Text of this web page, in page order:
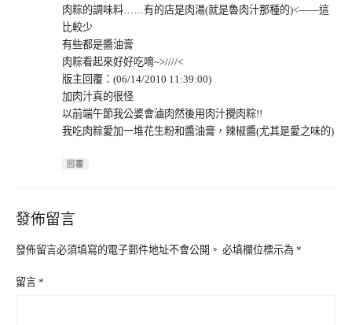
肉粽的調味料……有的店是肉湯(就是魯肉汁那種的)<——這
比較少
有些都是醬油膏
肉粽看起來好好吃唷~>////<
版主回覆：(06/14/2010 11:39:00)
加肉汁真的很怪
以前端午節我公婆會滷肉然後用肉汁攪肉粽!!
我吃肉粽愛加一堆花生粉和醬油膏，辣椒醬(尤其是愛之味的)
回覆
發佈留言
發佈留言必須填寫的電子郵件地址不會公開。 必填欄位標示為 *
留言 *